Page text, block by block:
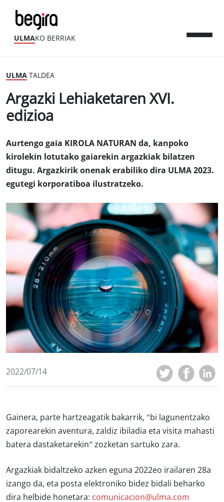
ULMAKO BERRIAK
ULMA TALDEA
Argazki Lehiaketaren XVI.
edizioa
Aurtengo gaia KIROLA NATURAN da, kanpoko
kirolekin lotutako gaiarekin argazkiak bilatzen
ditugu. Argazkirik onenak erabiliko dira ULMA 2023.
egutegi korporatiboa ilustratzeko.
2022/07/14
Gainera, parte hartzeagatik bakarrik, "bi lagunentzako
zaporearekin aventura, zaldiz ibiladia eta visita mahasti
batera dastaketarekin” zozketan sartuko zara.
Argazkiak bidaltzeko azken eguna 2022eo irailaren 28a
izango da, eta posta elektroniko bidez bidali beharko
dira helbide honetara: comunicacion@ulma.com